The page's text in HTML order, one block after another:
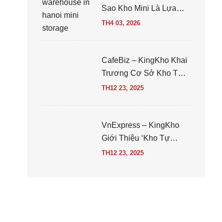
Sao Kho Mini Là Lựa
Chọn Tốt Hơn?
TH4 03, 2026
CafeBiz – KingKho Khai
Trương Cơ Sở Kho Tự
Quản Mới Sở Hữu 100%
TH12 23, 2025
VnExpress – KingKho
Giới Thiệu ‘kho Tự
Quản’ 1.500 M2 Tại Hà
TH12 23, 2025